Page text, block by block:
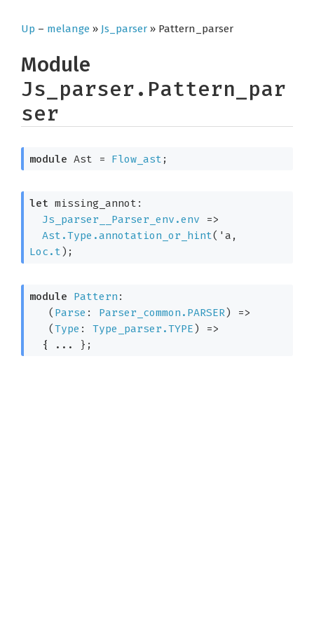
Up – melange » Js_parser » Pattern_parser
Module
Js_parser.Pattern_par
ser
module Ast = Flow_ast ;
let missing_annot:
Js_parser__Parser_env.env
=>
Ast.Type.annotation_or_hint( 'a
Loc.t) ;
module Pattern :
( Parse : Parser_common.PARSER)
=>
(Type : Type_parser.TYPE)
=>
  { ... }
;